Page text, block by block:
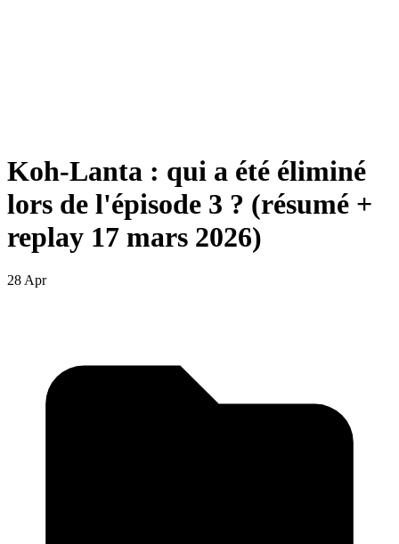
Koh-Lanta : qui a été éliminé
lors de l'épisode 3 ? (résumé +
replay 17 mars 2026)
28 Apr